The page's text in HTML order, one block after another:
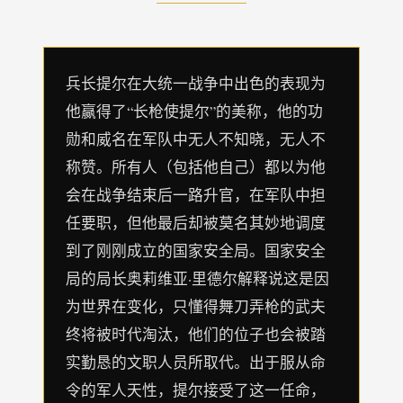
兵长提尔在大统一战争中出色的表现为
他赢得了“长枪使提尔”的美称，他的功
勋和威名在军队中无人不知晓，无人不
称赞。所有人（包括他自己）都以为他
会在战争结束后一路升官，在军队中担
任要职，但他最后却被莫名其妙地调度
到了刚刚成立的国家安全局。国家安全
局的局长奥莉维亚·里德尔解释说这是因
为世界在变化，只懂得舞刀弄枪的武夫
终将被时代淘汰，他们的位子也会被踏
实勤恳的文职人员所取代。出于服从命
令的军人天性，提尔接受了这一任命，